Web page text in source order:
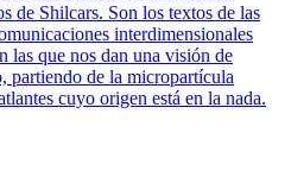
de Shilcars. Son los textos de las
interdimensionales
las que nos dan una visión de
partiendo de la micropartícula
cuyo origen está en la nada.